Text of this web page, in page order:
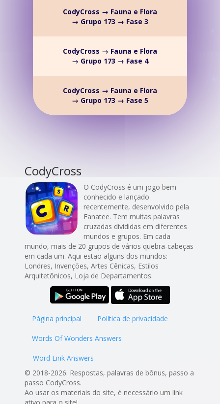
CodyCross → Fauna e Flora
→ Grupo 173 → Fase 3
CodyCross → Fauna e Flora
→ Grupo 173 → Fase 4
CodyCross → Fauna e Flora
→ Grupo 173 → Fase 5
CodyCross
O CodyCross é um jogo bem
conhecido e lançado
recentemente, desenvolvido pela
Fanatee. Tem muitas palavras
cruzadas divididas em diferentes
mundos e grupos. Em cada
mundo, mais de 20 grupos de vários quebra-cabeças
em cada um. Aqui estão alguns dos mundos:
Londres, Invenções, Artes Cênicas, Estilos
Arquitetônicos, Loja de Departamentos.
Página principal Política de privacidade
Words Of Wonders Answers
Word Link Answers
© 2018-2026. Respostas, palavras de bônus, passo a
passo CodyCross.
Ao usar os materiais do site, é necessário um link